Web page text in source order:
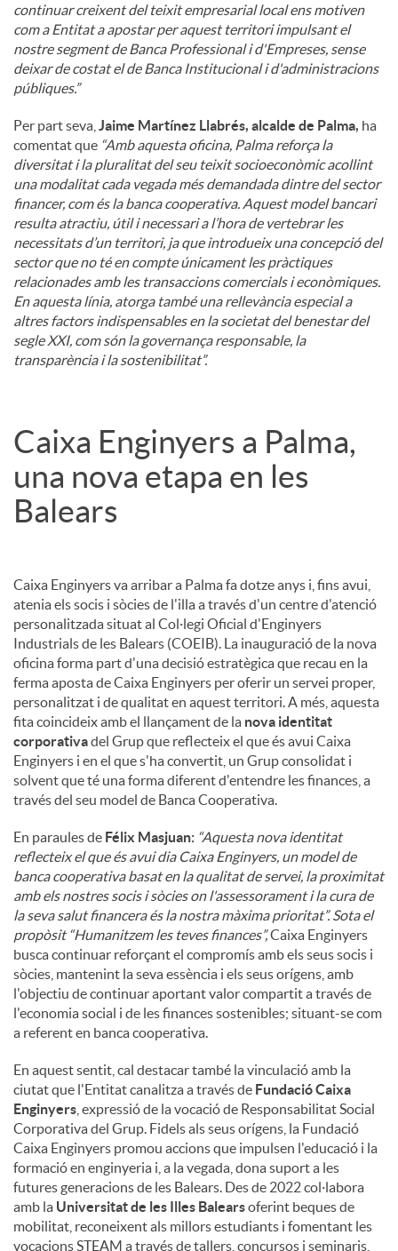
continuar creixent del teixit empresarial local ens motiven
com a Entitat a apostar per aquest territori impulsant el
nostre segment de Banca Professional i d'Empreses, sense
deixar de costat el de Banca Institucional i d'administracions
públiques.”
Per part seva, Jaime Martínez Llabrés, alcalde de Palma, ha
comentat que “Amb aquesta oficina, Palma reforça la
diversitat i la pluralitat del seu teixit socioeconòmic acollint
una modalitat cada vegada més demandada dintre del sector
financer, com és la banca cooperativa. Aquest model bancari
resulta atractiu, útil i necessari a l’hora de vertebrar les
necessitats d’un territori, ja que introdueix una concepció del
sector que no té en compte únicament les pràctiques
relacionades amb les transaccions comercials i econòmiques.
En aquesta línia, atorga també una rellevància especial a
altres factors indispensables en la societat del benestar del
segle XXI, com són la governança responsable, la
transparència i la sostenibilitat”.
Caixa Enginyers a Palma,
una nova etapa en les
Balears
Caixa Enginyers va arribar a Palma fa dotze anys i, fins avui,
atenia els socis i sòcies de l'illa a través d'un centre d'atenció
personalitzada situat al Col·legi Oficial d'Enginyers
Industrials de les Balears (COEIB). La inauguració de la nova
oficina forma part d'una decisió estratègica que recau en la
ferma aposta de Caixa Enginyers per oferir un servei proper,
personalitzat i de qualitat en aquest territori. A més, aquesta
fita coincideix amb el llançament de la nova identitat
corporativadel Grup que reflecteix el que és avui Caixa
Enginyers i en el que s'ha convertit, un Grup consolidat i
solvent que té una forma diferent d'entendre les finances, a
través del seu model de Banca Cooperativa.
En paraules de Félix Masjuan: “Aquesta nova identitat
reflecteix el que és avui dia Caixa Enginyers, un model de
banca cooperativa basat en la qualitat de servei, la proximitat
amb els nostres socis i sòcies on l'assessorament i la cura de
la seva salut financera és la nostra màxima prioritat”. Sota el
propòsit “Humanitzem les teves finances”,Caixa Enginyers
busca continuar reforçant el compromís amb els seus socis i
sòcies, mantenint la seva essència i els seus orígens, amb
l'objectiu de continuar aportant valor compartit a través de
l'economia social i de les finances sostenibles; situant-se com
a referent en banca cooperativa.
En aquest sentit, cal destacar també la vinculació amb la
ciutat que l'Entitat canalitza a través de Fundació Caixa
Enginyers , expressió de la vocació de Responsabilitat Social
Corporativa del Grup. Fidels als seus orígens, la Fundació
Caixa Enginyers promou accions que impulsen l'educació i la
formació en enginyeria i, a la vegada, dona suport a les
futures generacions de les Balears. Des de 2022 col·labora
amb la Universitat de les Illes Balearsoferint beques de
mobilitat, reconeixent als millors estudiants i fomentant les
vocacions STEAM a través de tallers, concursos i seminaris,